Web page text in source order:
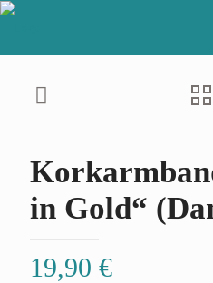
in Gold“
19,90 €